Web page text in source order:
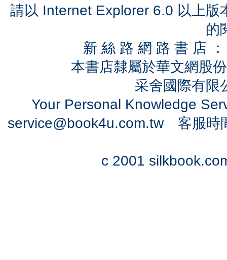
請以 Internet Explorer 6.0 以上
的
新 絲 路 網 路 書 店
本書店隸屬於華文網股
采舍國際有
Your Personal Knowledge
service@book4u.com.tw客服時
c 2001